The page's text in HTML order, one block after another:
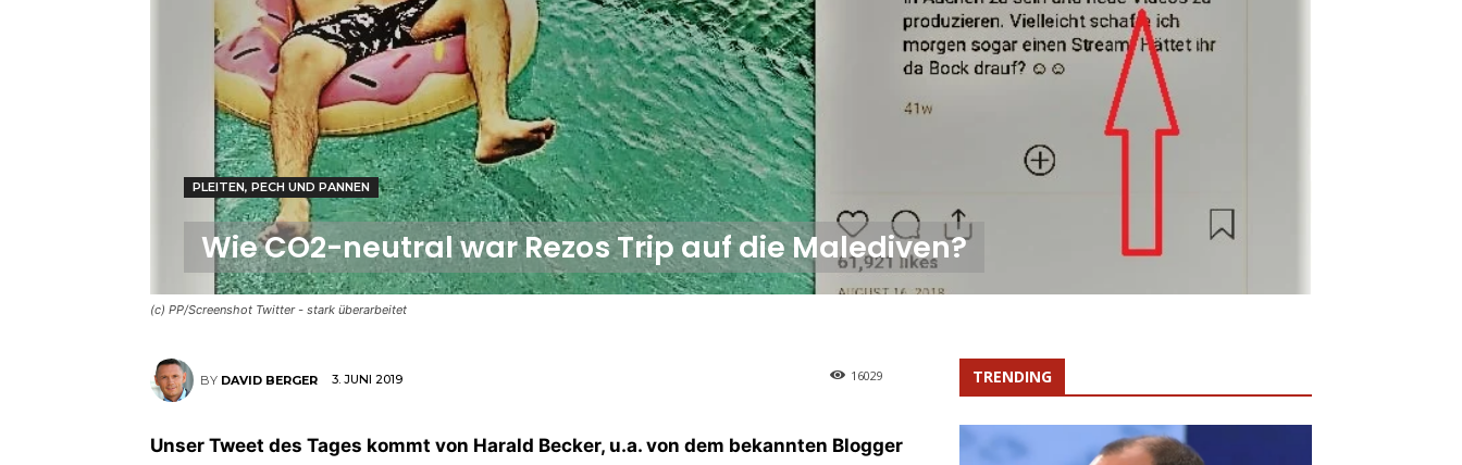
(c) PP/Screenshot Twitter - stark überarbeitet
PLEITEN, PECH UND PANNEN
Wie CO2-neutral war Rezos Trip auf die Malediven?
BY DAVID BERGER 3. JUNI 2019 16029
Unser Tweet des Tages kommt von Harald Becker, u.a. von dem bekannten Blogger
TRENDING